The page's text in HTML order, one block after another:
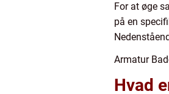
For at øge
på en
Armatur
Hvad